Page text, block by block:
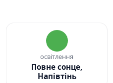
освітлення
Повне сонце,
Напівтінь